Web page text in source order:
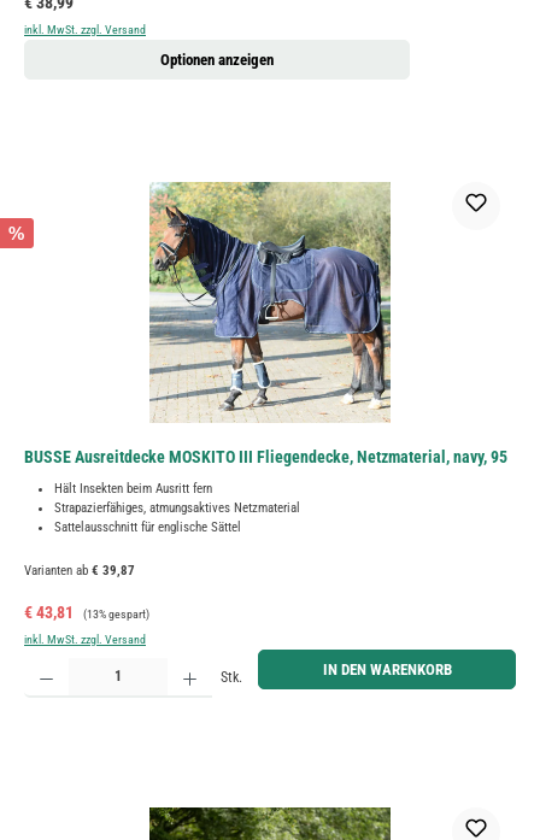
inkl. MwSt. zzgl. Versand
Optionen anzeigen
%
BUSSE Ausreitdecke MOSKITO III Fliegendecke, Netzmaterial, navy, 95
Hält Insekten beim Ausritt fern
Strapazierfähiges, atmungsaktives Netzmaterial
Sattelausschnitt für englische Sättel
Varianten ab € 39,87
Verkaufspreis:
€ 43,81 Regulärer Preis:
(13% gespart)
inkl. MwSt. zzgl. Versand
Produkt Anzahl: Gib den gewünschten Wert ein oder benutze die Schaltflächen um die Anzahl zu
Stk. IN DEN WARENKORB